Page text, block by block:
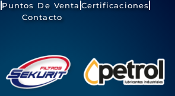
Puntos De Venta Certificaciones
Contacto